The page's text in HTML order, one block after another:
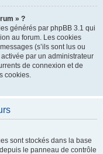
» ?
générés par phpBB 3.1 qui
au forum. Les cookies
(s’ils sont lus ou
par un administrateur
de connexion et de
cookies.
sont stockés dans la base
le panneau de contrôle